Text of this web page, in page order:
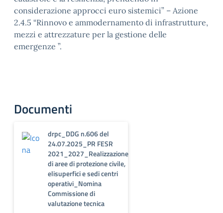
considerazione approcci euro sistemici” – Azione
2.4.5 “Rinnovo e ammodernamento di infrastrutture,
mezzi e attrezzature per la gestione delle
emergenze ”.
Documenti
drpc_DDG n.606 del
24.07.2025_PR FESR
2021_2027_Realizzazione
di aree di protezione civile,
elisuperfici e sedi centri
operativi_Nomina
Commissione di
valutazione tecnica